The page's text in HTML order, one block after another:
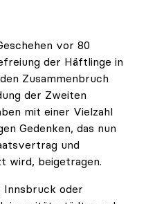
vor 80
der Häftlinge in
Zusammenbruch
der Zweiten
mit einer Vielzahl
Gedenken, das nun
und
wird, beigetragen.
Innsbruck oder